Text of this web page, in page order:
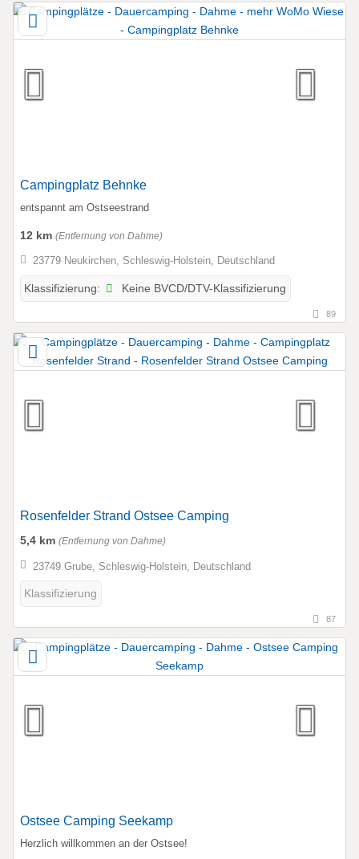
Campingplatz Behnke
entspannt am Ostseestrand
12 km (Entfernung von Dahme)
23779 Neukirchen, Schleswig-Holstein, Deutschland
Klassifizierung: Keine BVCD/DTV-Klassifizierung
89
Rosenfelder Strand Ostsee Camping
5,4 km (Entfernung von Dahme)
23749 Grube, Schleswig-Holstein, Deutschland
Klassifizierung
87
Ostsee Camping Seekamp
Herzlich willkommen an der Ostsee!